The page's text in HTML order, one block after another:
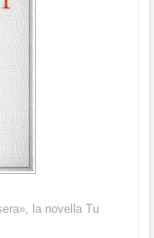
la novella Tu